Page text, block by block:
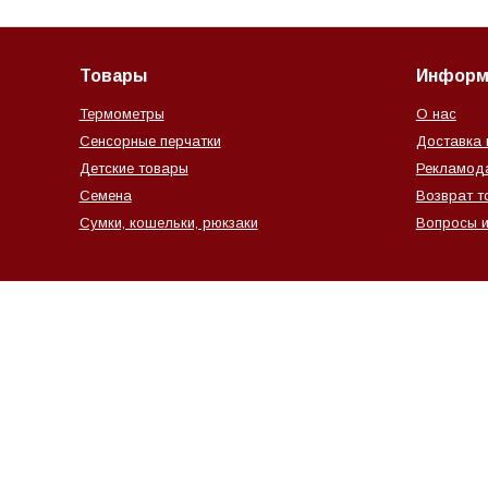
Товары
Термометры
Сенсорные перчатки
Детские товары
Семена
Сумки, кошельки, рюкзаки
О нас
Доставка
Возврат
Вопросы